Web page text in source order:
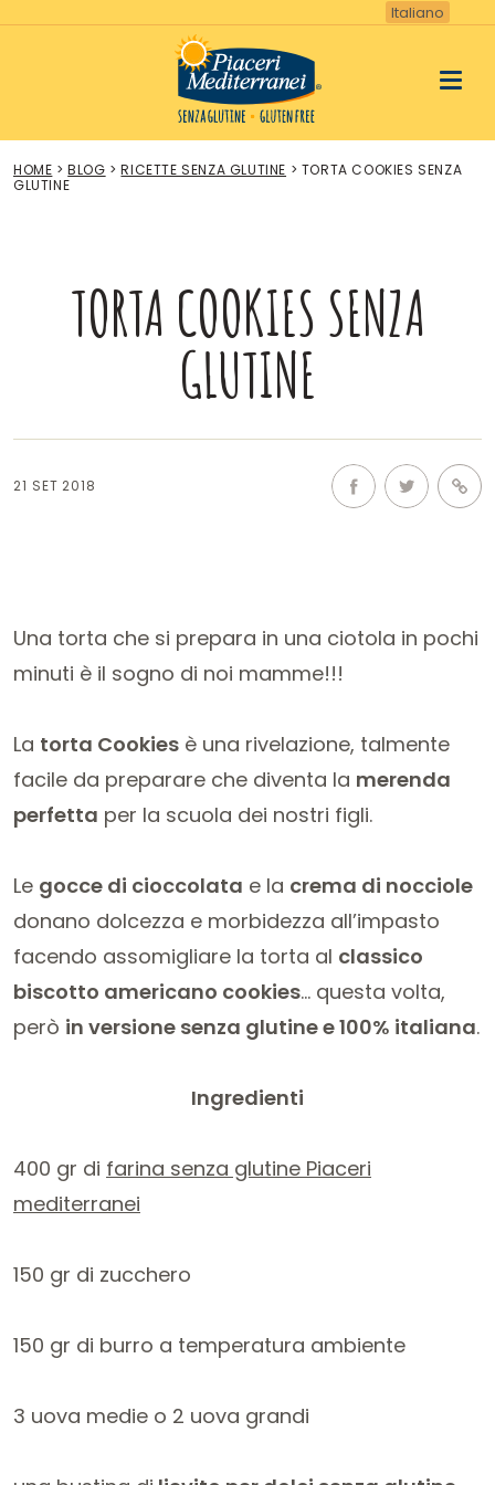
Italiano
HOME >BLOG >RICETTE SENZA GLUTINE > TORTA COOKIES SENZA
GLUTINE
TORTA COOKIES SENZA
GLUTINE
21 SET 2018
Una torta che si prepara in una ciotola in pochi
minuti è il sogno di noi mamme!!!
La torta Cookies è una rivelazione, talmente
facile da preparare che diventa la merenda
perfetta per la scuola dei nostri figli.
Le gocce di cioccolata e la crema di nocciole
donano dolcezza e morbidezza all’impasto
facendo assomigliare la torta al classico
biscotto americano cookies… questa volta,
però in versione senza glutine e 100% italiana.
Ingredienti
400 gr di farina senza glutine Piaceri
mediterranei
150 gr di zucchero
150 gr di burro a temperatura ambiente
3 uova medie o 2 uova grandi